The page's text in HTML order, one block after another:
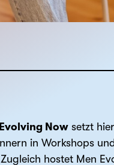
Now setzt
in Workshops
hostet Men